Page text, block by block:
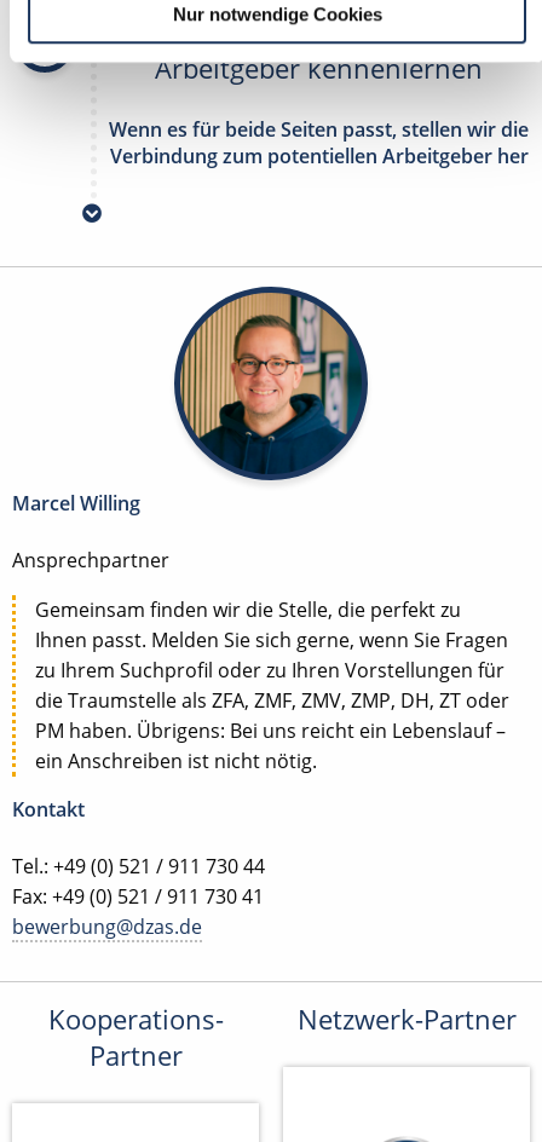
Nur notwendige Cookies
3
Arbeitgeber kennenlernen
Wenn es für beide Seiten passt, stellen wir die
Verbindung zum potentiellen Arbeitgeber her
Marcel Willing
Ansprechpartner
Gemeinsam finden wir die Stelle, die perfekt zu
Ihnen passt. Melden Sie sich gerne, wenn Sie Fragen
zu Ihrem Suchprofil oder zu Ihren Vorstellungen für
die Traumstelle als ZFA, ZMF, ZMV, ZMP, DH, ZT oder
PM haben. Übrigens: Bei uns reicht ein Lebenslauf –
ein Anschreiben ist nicht nötig.
Kontakt
Tel.: +49 (0) 521 / 911 730 44
Fax: +49 (0) 521 / 911 730 41
bewerbung@dzas.de
Kooperations-
Partner
Netzwerk-Partner